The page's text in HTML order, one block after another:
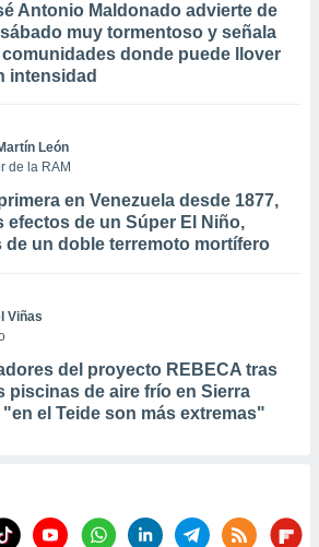
Antonio Maldonado advierte de
muy tormentoso y señala
comunidades donde puede llover
intensidad
León
de la RAM
en Venezuela desde 1877,
efectos de un Súper El Niño,
de un doble terremoto mortífero
Viñas
del proyecto REBECA tras
piscinas de aire frío en Sierra
"en el Teide son más extremas"